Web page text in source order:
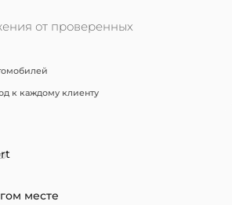
от проверенных
к каждому клиенту
месте